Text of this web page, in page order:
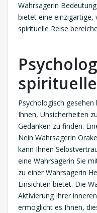
Wahrsagerin
bietet eine einzigartige,
spirituelle Reise
Psychologisch
Ihnen, Unsicherheiten
Gedanken zu finden.
Nein Wahrsagerin
kann Ihnen
eine Wahrsagerin Sie
zu einer Wahrsagerin
Einsichten bietet. Die
Aktivierung Ihrer
ermöglicht es Ihnen,